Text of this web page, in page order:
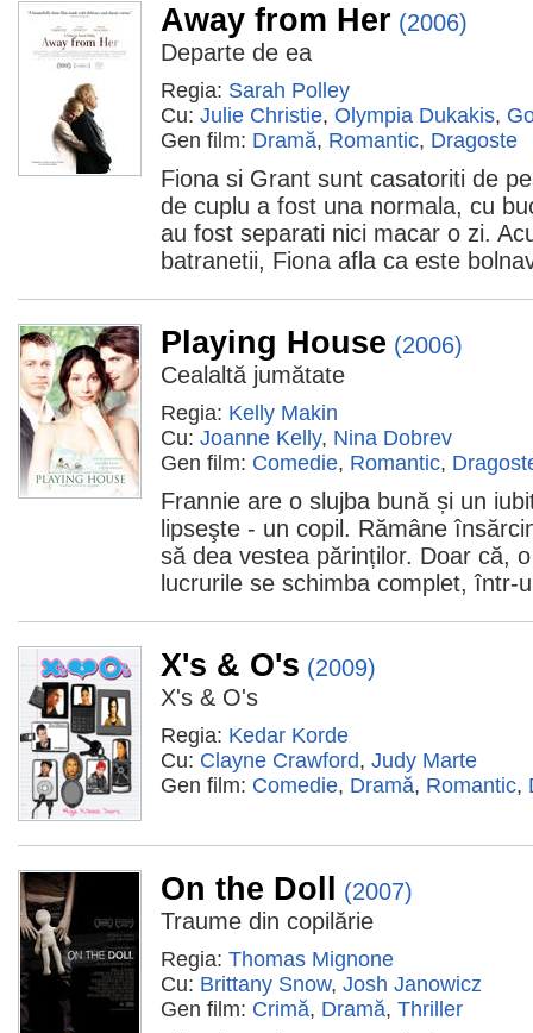
Away from Her (2006)
Departe de ea
Regia: Sarah Polley
Cu: Julie Christie, Olympia Dukakis,
Gen film: Dramă, Romantic, Dragoste
Fiona si Grant sunt casatoriti de
de cuplu a fost una normala, cu
au fost separati nici macar o zi.
batranetii, Fiona afla ca este
Playing House (2006)
Cealaltă jumătate
Regia: Kelly Makin
Cu: Joanne Kelly, Nina Dobrev
Gen film: Comedie, Romantic,
Frannie are o slujba bună și un
lipseşte - un copil. Rămâne
să dea vestea părinților. Doar că,
lucrurile se schimba complet, într-
X's & O's (2009)
X's & O's
Regia: Kedar Korde
Cu: Clayne Crawford, Judy Marte
Gen film: Comedie, Dramă, Romantic,
On the Doll (2007)
Traume din copilărie
Regia: Thomas Mignone
Cu: Brittany Snow, Josh Janowicz
Gen film: Crimă, Dramă, Thriller